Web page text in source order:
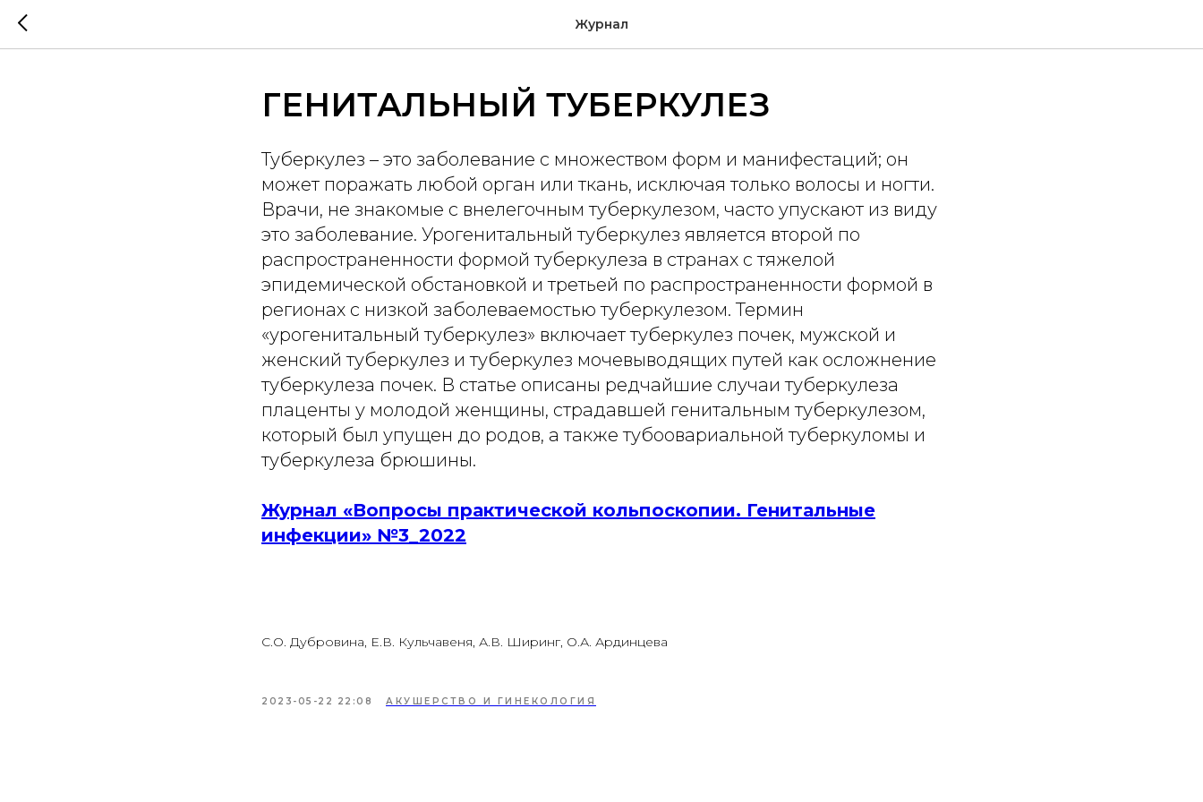
Журнал
ГЕНИТАЛЬНЫЙ ТУБЕРКУЛЕЗ
Туберкулез – это заболевание с множеством форм и манифестаций; он
может поражать любой орган или ткань, исключая только волосы и ногти.
Врачи, не знакомые с внелегочным туберкулезом, часто упускают из виду
это заболевание. Урогенитальный туберкулез является второй по
распространенности формой туберкулеза в странах с тяжелой
эпидемической обстановкой и третьей по распространенности формой в
регионах с низкой заболеваемостью туберкулезом. Термин
«урогенитальный туберкулез» включает туберкулез почек, мужской и
женский туберкулез и туберкулез мочевыводящих путей как осложнение
туберкулеза почек. В статье описаны редчайшие случаи туберкулеза
плаценты у молодой женщины, страдавшей генитальным туберкулезом,
который был упущен до родов, а также тубоовариальной туберкуломы и
туберкулеза брюшины.
Журнал «Вопросы практической кольпоскопии. Генитальные
инфекции» №3_2022
С.О. Дубровина, Е.В. Кульчавеня, А.В. Ширинг, О.А. Ардинцева
2023-05-22 22:08 АКУШЕРСТВО И ГИНЕКОЛОГИЯ